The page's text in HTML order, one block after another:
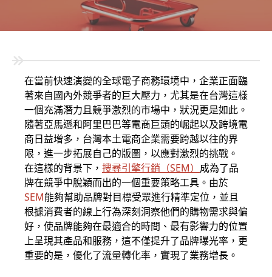
在當前快速演變的全球電子商務環境中，企業正面臨
著來自國內外競爭者的巨大壓力，尤其是在台灣這樣
一個充滿潛力且競爭激烈的市場中，狀況更是如此。
隨著亞馬遜和阿里巴巴等電商巨頭的崛起以及跨境電
商日益增多，台灣本土電商企業需要跨越以往的界
限，進一步拓展自己的版圖，以應對激烈的挑戰。
在這樣的背景下， 搜尋引擎行銷（SEM） 成為了品
牌在競爭中脫穎而出的一個重要策略工具。由於
SEM能夠幫助品牌對目標受眾進行精準定位，並且
根據消費者的線上行為深刻洞察他們的購物需求與偏
好，使品牌能夠在最適合的時間、最有影響力的位置
上呈現其產品和服務，這不僅提升了品牌曝光率，更
重要的是，優化了流量轉化率，實現了業務增長。